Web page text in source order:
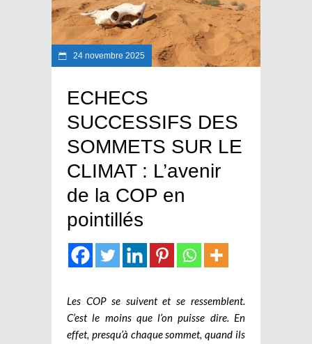
24 novembre 2025
ECHECS
SUCCESSIFS DES
SOMMETS SUR LE
CLIMAT : L’avenir
de la COP en
pointillés
Les COP se suivent et se ressemblent.
C’est le moins que l’on puisse dire. En
effet, presqu’à chaque sommet, quand ils